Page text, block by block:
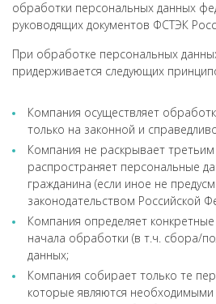
обработки персональных данных
руководящих документов ФСТЭК
При обработке персональных
придерживается следующих
Компания осуществляет
только на законной и
Компания не раскрывает
распространяет персональные
гражданина (если иное не
законодательством Российской
Компания определяет
начала обработки (в т.ч. сбора/
данных;
Компания собирает только те
которые являются